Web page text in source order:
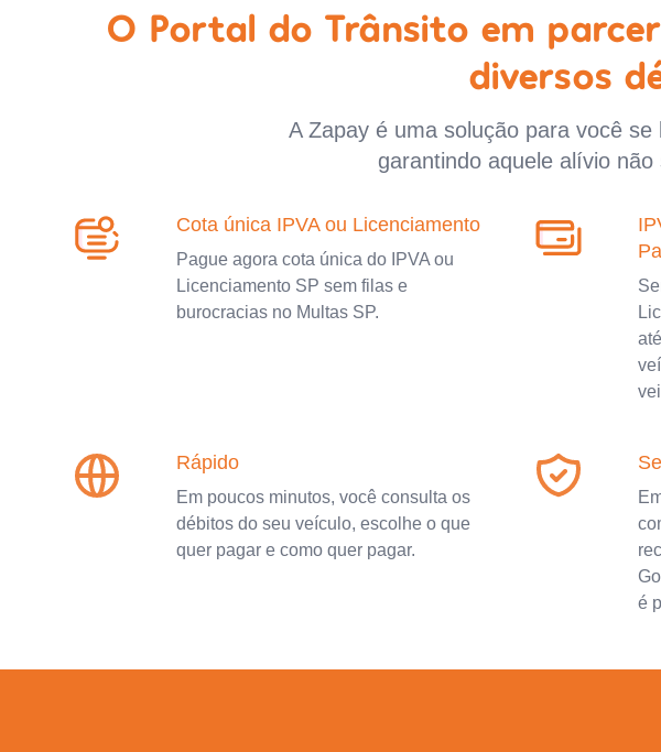
O Portal do Trânsito em
diversos
A Zapay é uma solução para você
garantindo aquele alívio
Cota única IPVA ou Licenciamento
Pague agora cota única do IPVA ou
Licenciamento SP sem filas e
burocracias no Multas SP.
Rápido
Em poucos minutos, você consulta os
débitos do seu veículo, escolhe o que
quer pagar e como quer pagar.
é